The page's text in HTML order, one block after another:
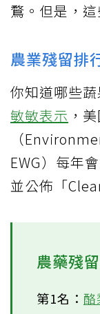
鶩。但是，
農業殘留排
你知道哪些
敏敏表示 ，
（
EWG）每年
並公佈「
農藥殘
第1名： 酪